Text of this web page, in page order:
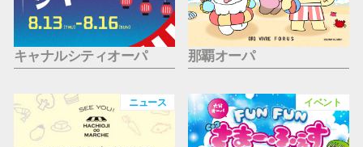
キャナルシティオーパ 那覇オーパ
ニュース イベント